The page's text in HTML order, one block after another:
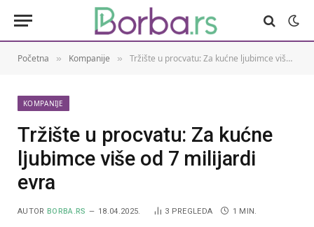
Početna » Kompanije » Tržište u procvatu: Za kućne ljubimce više od 7 milijardi evra
KOMPANIJE
Tržište u procvatu: Za kućne
ljubimce više od 7 milijardi
evra
AUTOR BORBA.RS 18.04.2025. 3 PREGLEDA 1 MIN.